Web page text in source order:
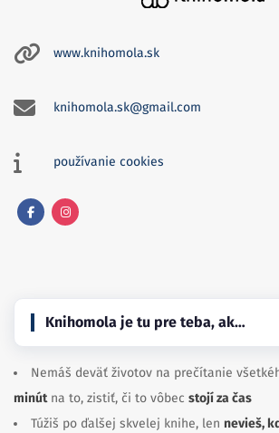
www.knihomola.sk
knihomola.sk@gmail.com
používanie cookies
Knihomola je tu pre teba, ak…
Nemáš deväť životov na prečítanie
minútna to, zistiť, či to vôbec stojí za čas
Túžiš po ďalšej skvelej knihe, len nevieš,